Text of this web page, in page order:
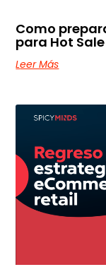
Como
para Hot
Leer Más